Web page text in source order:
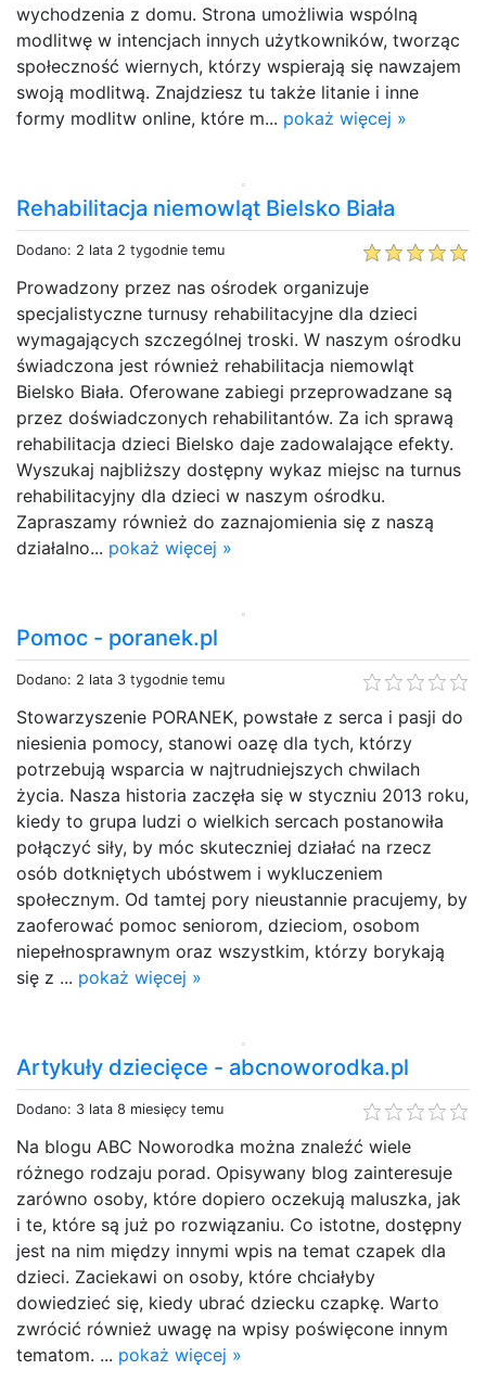
wychodzenia z domu. Strona umożliwia wspólną
modlitwę w intencjach innych użytkowników, tworząc
społeczność wiernych, którzy wspierają się nawzajem
swoją modlitwą. Znajdziesz tu także litanie i inne
formy modlitw online, które m... pokaż więcej »
Rehabilitacja niemowląt Bielsko Biała
Dodano: 2 lata 2 tygodnie temu
Prowadzony przez nas ośrodek organizuje
specjalistyczne turnusy rehabilitacyjne dla dzieci
wymagających szczególnej troski. W naszym ośrodku
świadczona jest również rehabilitacja niemowląt
Bielsko Biała. Oferowane zabiegi przeprowadzane są
przez doświadczonych rehabilitantów. Za ich sprawą
rehabilitacja dzieci Bielsko daje zadowalające efekty.
Wyszukaj najbliższy dostępny wykaz miejsc na turnus
rehabilitacyjny dla dzieci w naszym ośrodku.
Zapraszamy również do zaznajomienia się z naszą
działalno... pokaż więcej »
Pomoc - poranek.pl
Dodano: 2 lata 3 tygodnie temu
Stowarzyszenie PORANEK, powstałe z serca i pasji do
niesienia pomocy, stanowi oazę dla tych, którzy
potrzebują wsparcia w najtrudniejszych chwilach
życia. Nasza historia zaczęła się w styczniu 2013 roku,
kiedy to grupa ludzi o wielkich sercach postanowiła
połączyć siły, by móc skuteczniej działać na rzecz
osób dotkniętych ubóstwem i wykluczeniem
społecznym. Od tamtej pory nieustannie pracujemy, by
zaoferować pomoc seniorom, dzieciom, osobom
niepełnosprawnym oraz wszystkim, którzy borykają
się z ... pokaż więcej »
Artykuły dziecięce - abcnoworodka.pl
Dodano: 3 lata 8 miesięcy temu
Na blogu ABC Noworodka można znaleźć wiele
różnego rodzaju porad. Opisywany blog zainteresuje
zarówno osoby, które dopiero oczekują maluszka, jak
i te, które są już po rozwiązaniu. Co istotne, dostępny
jest na nim między innymi wpis na temat czapek dla
dzieci. Zaciekawi on osoby, które chciałyby
dowiedzieć się, kiedy ubrać dziecku czapkę. Warto
zwrócić również uwagę na wpisy poświęcone innym
tematom. ... pokaż więcej »